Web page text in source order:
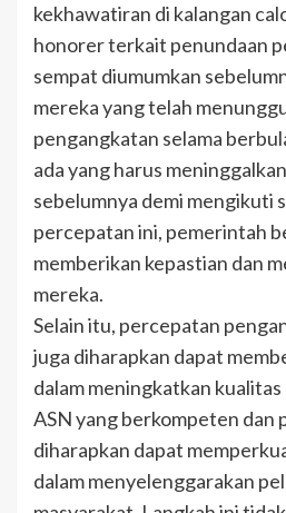
kekhawatiran di kalangan
honorer terkait penundaan
sempat diumumkan
mereka yang telah
pengangkatan selama
ada yang harus
sebelumnya demi mengikuti
percepatan ini, pemerintah
memberikan kepastian dan
mereka.
Selain itu, percepatan
juga diharapkan dapat
dalam meningkatkan
ASN yang berkompeten dan
diharapkan dapat
dalam menyelenggarakan